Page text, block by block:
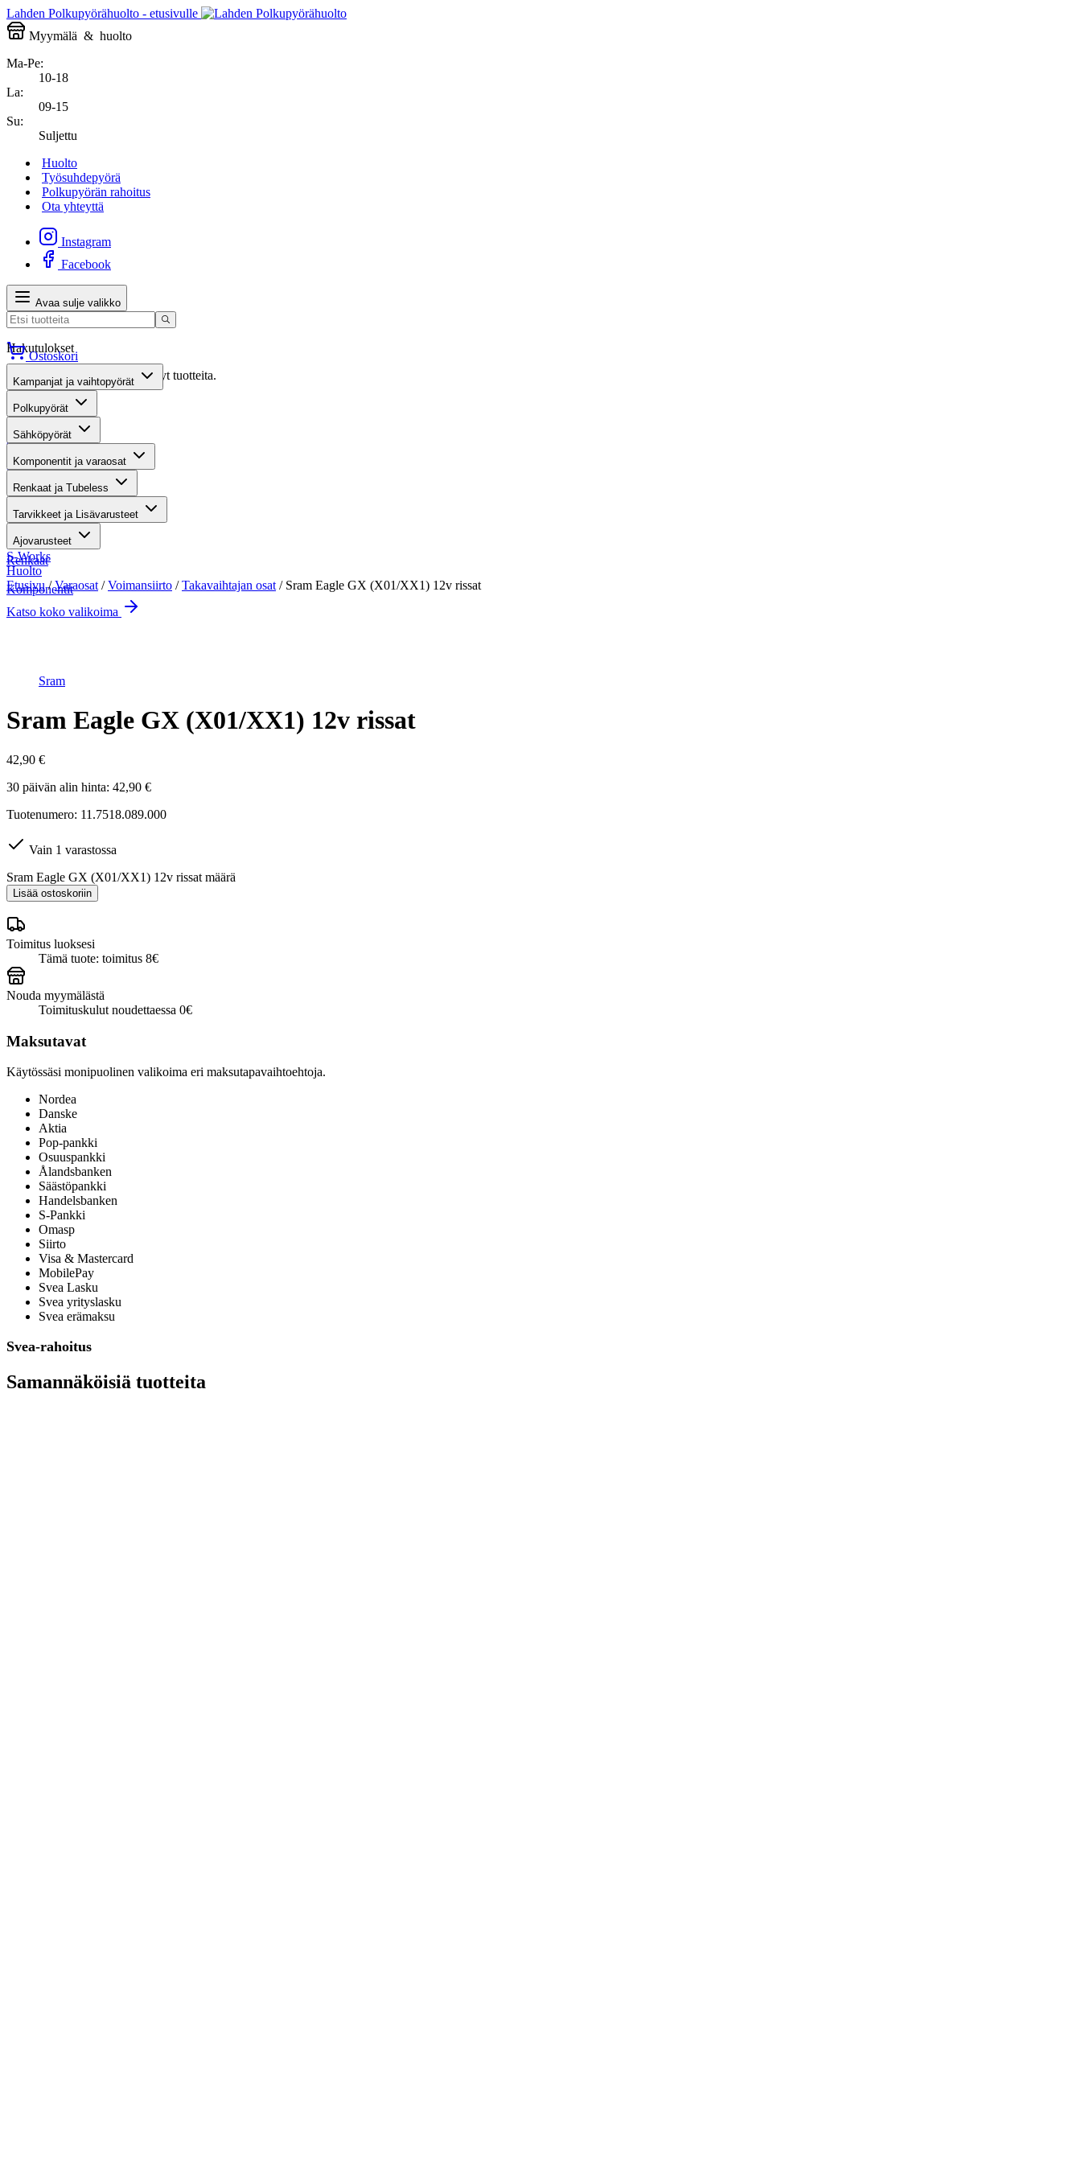
Lahden Polkupyörähuolto - etusivulle
Myymälä & huolto
Ma-Pe:
10-18
La:
09-15
Su:
Suljettu
Huolto
Työsuhdepyörä
Polkupyörän rahoitus
Ota yhteyttä
Instagram
Facebook
Avaa sulje valikko
Hakutulokset
Valitettavasti haullasi ei löytynyt tuotteita.
Suositut osastot
Gravel-pyörät
Maastosähköpyörät
Kaupunkisähköpyörät
Renkaat
Komponentit
Katso koko valikoima
Ostoskori
Kampanjat ja vaihtopyörät
Polkupyörät
Sähköpyörät
Komponentit ja varaosat
Renkaat ja Tubeless
Tarvikkeet ja Lisävarusteet
Ajovarusteet
S-Works
Huolto
Etusivu/Varaosat /Voimansiirto /Takavaihtajan osat / Sram Eagle GX (X01/XX1) 12v rissat
Sram
Sram Eagle GX (X01/XX1) 12v rissat
42,90 €
30 päivän alin hinta: 42,90 €
Tuotenumero: 11.7518.089.000
Vain 1 varastossa
Sram Eagle GX (X01/XX1) 12v rissat määrä
Lisää ostoskoriin
Toimitus luoksesi
Tämä tuote: toimitus 8€
Nouda myymälästä
Toimituskulut noudettaessa 0€
Maksutavat
Käytössäsi monipuolinen valikoima eri maksutapavaihtoehtoja.
Nordea
Danske
Aktia
Pop-pankki
Osuuspankki
Ålandsbanken
Säästöpankki
Handelsbanken
S-Pankki
Omasp
Siirto
Visa & Mastercard
MobilePay
Svea Lasku
Svea yrityslasku
Svea erämaksu
Svea-rahoitus
Samannäköisiä tuotteita